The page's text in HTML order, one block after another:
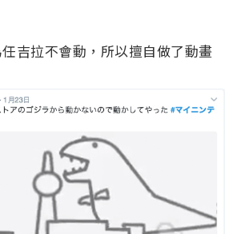
吉拉不會動，所以擅自做了動畫